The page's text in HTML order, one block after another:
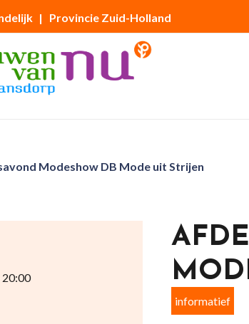
| Provincie Zuid-Holland
Modeshow DB Mode uit Strijen
20:00
informatief